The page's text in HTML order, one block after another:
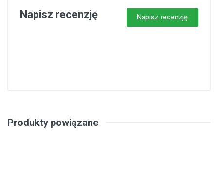
Napisz recenzję Napisz recenzję
Produkty powiązane